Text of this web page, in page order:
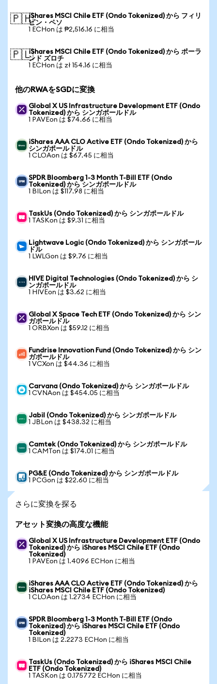
🇵🇭iShares MSCI Chile ETF (Ondo Tokenized) から フィリ
ピン・ペソ
1 ECHon は ₱2,516.16 に相当
🇵🇱iShares MSCI Chile ETF (Ondo Tokenized) から ポーラ
ンド ズロチ
1 ECHon は zł 154.16 に相当
他のRWAをSGDに変換
Global X US Infrastructure Development ETF (Ondo
Tokenized) から シンガポールドル
1 PAVEon は $74.66 に相当
iShares AAA CLO Active ETF (Ondo Tokenized) から
シンガポールドル
1 CLOAon は $67.45 に相当
SPDR Bloomberg 1-3 Month T-Bill ETF (Ondo
Tokenized) から シンガポールドル
1 BILon は $117.98 に相当
TaskUs (Ondo Tokenized) から シンガポールドル
1 TASKon は $9.31 に相当
Lightwave Logic (Ondo Tokenized) から シンガポール
ドル
1 LWLGon は $9.76 に相当
HIVE Digital Technologies (Ondo Tokenized) から シ
ンガポールドル
1 HIVEon は $3.62 に相当
Global X Space Tech ETF (Ondo Tokenized) から シン
ガポールドル
1 ORBXon は $59.12 に相当
Fundrise Innovation Fund (Ondo Tokenized) から シン
ガポールドル
1 VCXon は $44.36 に相当
Carvana (Ondo Tokenized) から シンガポールドル
1 CVNAon は $454.05 に相当
Jabil (Ondo Tokenized) から シンガポールドル
1 JBLon は $438.32 に相当
Camtek (Ondo Tokenized) から シンガポールドル
1 CAMTon は $174.01 に相当
PG&E (Ondo Tokenized) から シンガポールドル
1 PCGon は $22.60 に相当
さらに変換を探る
アセット変換の高度な機能
Global X US Infrastructure Development ETF (Ondo
Tokenized) から iShares MSCI Chile ETF (Ondo
Tokenized)
1 PAVEon は 1.4096 ECHon に相当
iShares AAA CLO Active ETF (Ondo Tokenized) から
iShares MSCI Chile ETF (Ondo Tokenized)
1 CLOAon は 1.2734 ECHon に相当
SPDR Bloomberg 1-3 Month T-Bill ETF (Ondo
Tokenized) から iShares MSCI Chile ETF (Ondo
Tokenized)
1 BILon は 2.2273 ECHon に相当
TaskUs (Ondo Tokenized) から iShares MSCI Chile
ETF (Ondo Tokenized)
1 TASKon は 0.175772 ECHon に相当